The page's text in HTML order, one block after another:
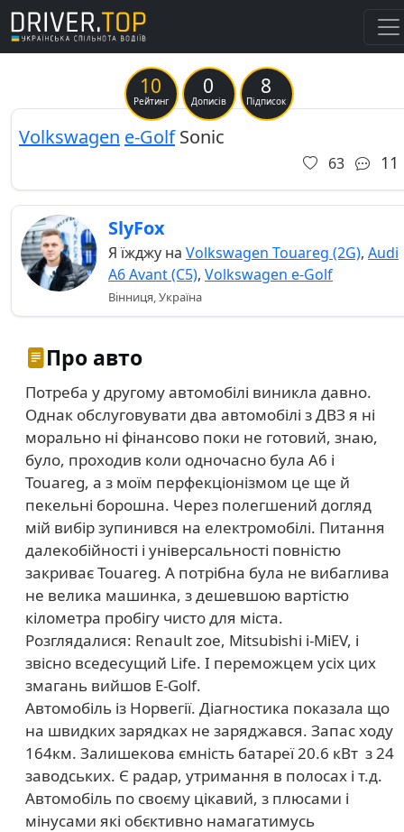
10
Рейтинг
0
Дописів
8
Підписок
Previous
Volkswagen e-GolfSonic
63 11
SlyFox
Я їжджу на Volkswagen Touareg (2G), Audi
A6 Avant (C5), Volkswagen e-Golf
Вінниця, Україна
Про авто
Потреба у другому автомобілі виникла давно.
Однак обслуговувати два автомобілі з ДВЗ я ні
морально ні фінансово поки не готовий, знаю,
було, проходив коли одночасно була А6 і
Touareg, а з моїм перфекціонізмом це ще й
пекельні борошна. Через полегшений догляд
мій вибір зупинився на електромобілі. Питання
далекобійності і універсальності повністю
закриває Touareg. А потрібна була не вибаглива
не велика машинка, з дешевшою вартістю
кілометра пробігу чисто для міста.
Розглядалися: Renault zoe, Mitsubishi i-MiEV, і
звісно вседесущий Life. І переможцем усіх цих
змагань вийшов E-Golf.
Автомобіль із Норвегії. Діагностика показала що
на швидких зарядках не заряджався. Запас ходу
164км. Залишекова ємність батареї 20.6 кВт з 24
заводських. Є радар, утримання в полосах і т.д.
Автомобіль по своєму цікавий, з плюсами і
мінусами які обєктивно намагатимусь